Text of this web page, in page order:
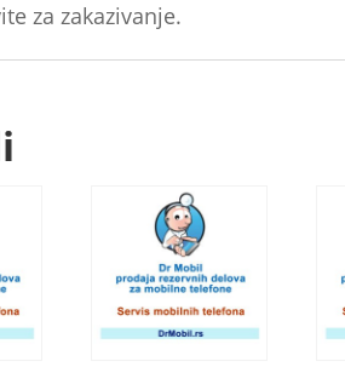
za zakazivanje.